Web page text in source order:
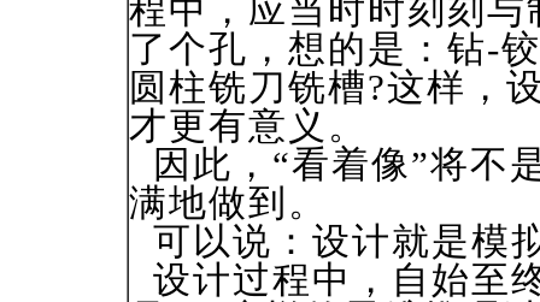
程中，应当时时刻刻
了个孔，想的是：钻-
圆柱铣刀铣槽?这样，
才更有意义。
因此，“看着像”将不
满地做到。
可以说：设计就是模
设计过程中，自始至